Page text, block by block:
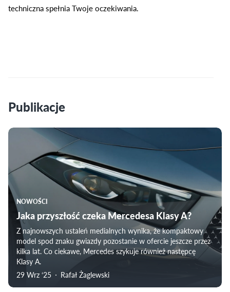
techniczna spełnia Twoje oczekiwania.
Publikacje
NOWOŚCI
Jaka przyszłość czeka Mercedesa Klasy A?
Z najnowszych ustaleń medialnych wynika, że kompaktowy
model spod znaku gwiazdy pozostanie w ofercie jeszcze przez
kilka lat. Co ciekawe, Mercedes szykuje również następcę
Klasy A.
29 Wrz ‘25
Rafał Żaglewski